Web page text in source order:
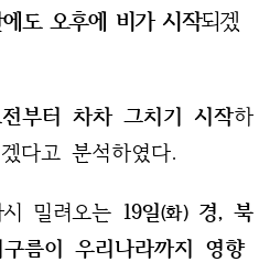
도 오후에 비가 시작되겠
부터 차차 그치기 시작하
다고 분석하였다.
밀려오는 19일(화)경, 북
구름이 우리나라까지 영향